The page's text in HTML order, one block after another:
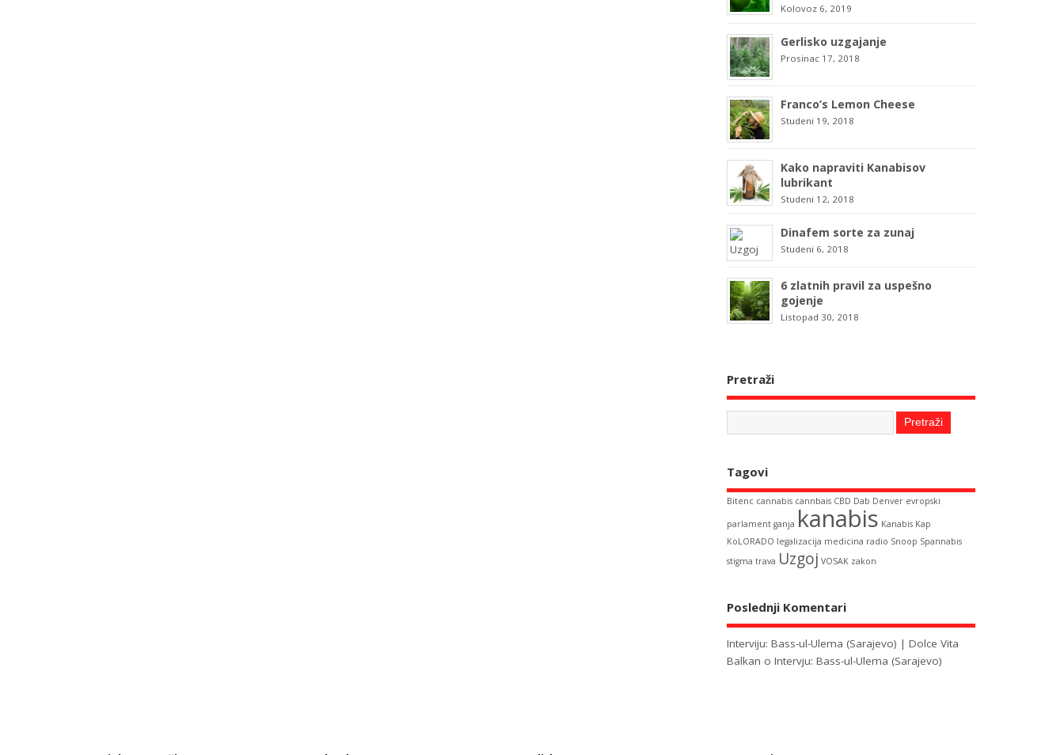
Kolovoz 6, 2019
Gerlisko uzgajanje
Prosinac 17, 2018
Franco’s Lemon Cheese
Studeni 19, 2018
Kako napraviti Kanabisov
lubrikant
Studeni 12, 2018
Dinafem sorte za zunaj
Studeni 6, 2018
6 zlatnih pravil za uspešno
gojenje
Listopad 30, 2018
Pretraži
Tagovi
Bitenc cannabis cannbais CBD Dab Denver evropski
parlament ganja kanabis Kanabis Kap
KoLORADO legalizacija medicina radio Snoop Spannabis
stigma trava Uzgoj VOSAK zakon
Poslednji Komentari
Interviju: Bass-ul-Ulema (Sarajevo) | Dolce Vita
Balkan oIntervju: Bass-ul-Ulema (Sarajevo)